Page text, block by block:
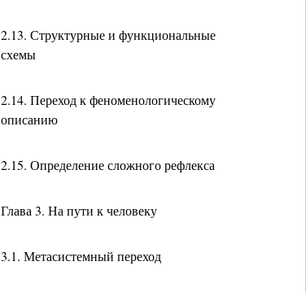
2.13. Структурные и функциональные
схемы
2.14. Переход к феноменологическому
описанию
2.15. Определение сложного рефлекса
Глава 3. На пути к человеку
3.1. Метасистемный переход